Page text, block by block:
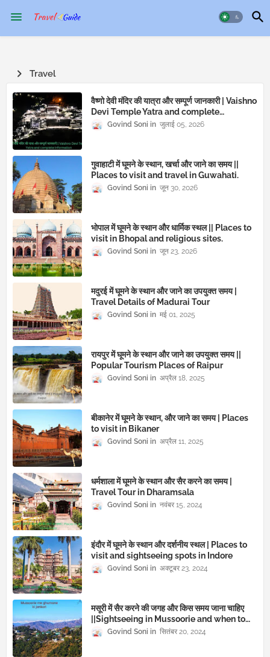
Travel
वैष्णो देवी मंदिर की यात्रा और सम्पूर्ण जानकारी | Vaishno
Devi Temple Yatra and complete
information
Govind Soni जुलाई 05, 2026
गुवाहाटी में घूमने के स्थान, खर्चा और जाने का समय ||
Places to visit and travel in Guwahati.
Govind Soni जून 30, 2026
भोपाल में घूमने के स्थान और धार्मिक स्थल || Places to
visit in Bhopal and religious sites.
Govind Soni जून 23, 2026
मदुरई में घूमने के स्थान और जाने का उपयुक्त समय |
Travel Details of Madurai Tour
Govind Soni मई 01, 2025
रायपुर में घूमने के स्थान और जाने का उपयुक्त समय ||
Popular Tourism Places of Raipur
Govind Soni अप्रैल 18, 2025
बीकानेर में घूमने के स्थान, और जाने का समय | Places
to visit in Bikaner
Govind Soni अप्रैल 11, 2025
धर्मशाला में घूमने के स्थान और सैर करने का समय |
Travel Tour in Dharamsala
Govind Soni नवंबर 15, 2024
इंदौर में घूमने के स्थान और दर्शनीय स्थल | Places to
visit and sightseeing spots in Indore
Govind Soni अक्टूबर 23, 2024
मसूरी में सैर करने की जगह और किस समय जाना चाहिए
||Sightseeing in Mussoorie and when to
visitGovind Soni सितंबर 20, 2024